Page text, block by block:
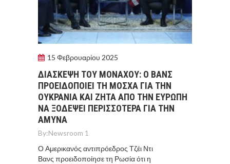
15 Φεβρουαρίου 2025
ΔΙΑΣΚΕΨΗ ΤΟΥ ΜΟΝΑΧΟΥ: Ο ΒΑΝΣ
ΠΡΟΕΙΔΟΠΟΙΕΙ ΤΗ ΜΟΣΧΑ ΓΙΑ ΤΗΝ
ΟΥΚΡΑΝΙΑ ΚΑΙ ΖΗΤΑ ΑΠΟ ΤΗΝ ΕΥΡΩΠΗ
ΝΑ ΞΟΔΕΨΕΙ ΠΕΡΙΣΣΟΤΕΡΑ ΓΙΑ ΤΗΝ
ΑΜΥΝΑ
By:Newsroom 1
Ο Αμερικανός αντιπρόεδρος Τζέι Ντι
Βανς προειδοποίησε τη Ρωσία ότι η